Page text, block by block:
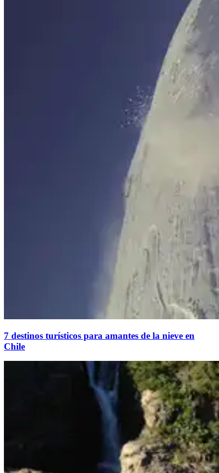
7 destinos turísticos para amantes de la nieve en
Chile